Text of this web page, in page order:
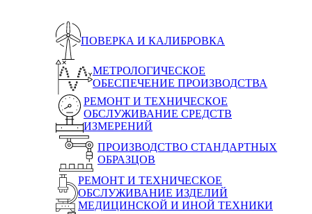
ПОВЕРКА И КАЛИБРОВКА
МЕТРОЛОГИЧЕСКОЕ
ОБЕСПЕЧЕНИЕ ПРОИЗВОДСТВА
РЕМОНТ И ТЕХНИЧЕСКОЕ
ОБСЛУЖИВАНИЕ СРЕДСТВ
ИЗМЕРЕНИЙ
ПРОИЗВОДСТВО СТАНДАРТНЫХ
ОБРАЗЦОВ
РЕМОНТ И ТЕХНИЧЕСКОЕ
ОБСЛУЖИВАНИЕ ИЗДЕЛИЙ
МЕДИЦИНСКОЙ И ИНОЙ ТЕХНИКИ